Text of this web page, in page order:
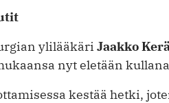
ylilääkäri Jaakko
nyt eletään
kestää hetki,